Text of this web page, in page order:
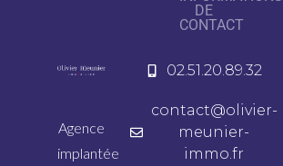
Agence
implantée
DE
CONTACT
02.51.20.89.32
contact@olivier-
meunier-
immo.fr